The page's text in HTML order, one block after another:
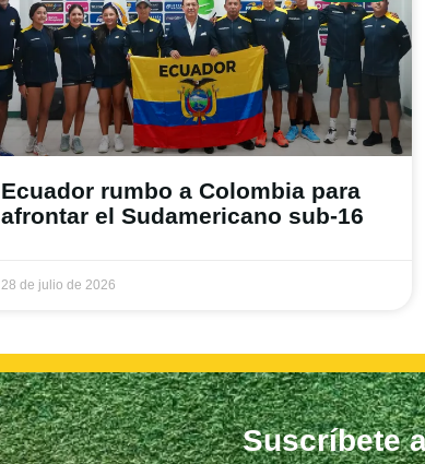
Ecuador rumbo a Colombia para
afrontar el Sudamericano sub-16
28 de julio de 2026
Suscríbete